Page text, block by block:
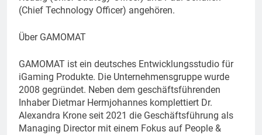
(Chief Technology Officer) angehören.
Über GAMOMAT
GAMOMAT ist ein deutsches Entwicklungsstudio für
iGaming Produkte. Die Unternehmensgruppe wurde
2008 gegründet. Neben dem geschäftsführenden
Inhaber Dietmar Hermjohannes komplettiert Dr.
Alexandra Krone seit 2021 die Geschäftsführung als
Managing Director mit einem Fokus auf People &